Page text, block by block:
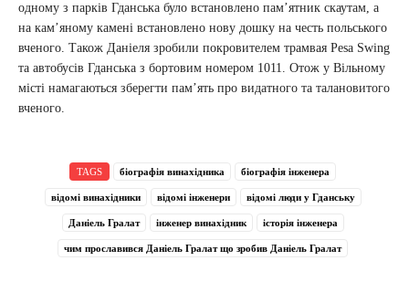
одному з парків Гданська було встановлено пам’ятник скаутам, а
на кам’яному камені встановлено нову дошку на честь польського
вченого. Також Даніеля зробили покровителем трамвая Pesa Swing
та автобусів Гданська з бортовим номером 1011. Отож у Вільному
місті намагаються зберегти пам’ять про видатного та талановитого
вченого.
TAGS біографія винахідника біографія інженера
відомі винахідники відомі інженери відомі люди у Гданську
Даніель Гралат інженер винахідник історія інженера
чим прославився Даніель Гралат що зробив Даніель Гралат